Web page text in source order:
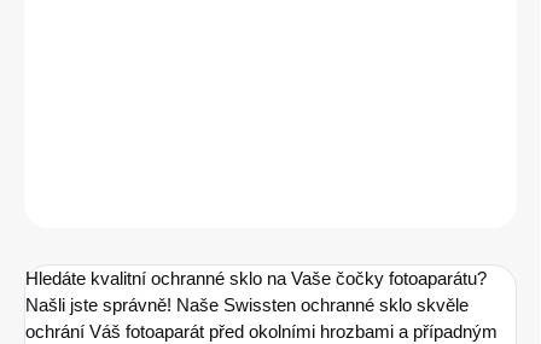
Hledáte kvalitní ochranné sklo na Vaše čočky fotoaparátu?
Našli jste správně! Naše Swissten ochranné sklo skvěle
ochrání Váš fotoaparát před okolními hrozbami a případným